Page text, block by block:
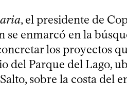
, el presidente de
enmarcó en la
los proyectos
del Parque del Lago,
sobre la costa del